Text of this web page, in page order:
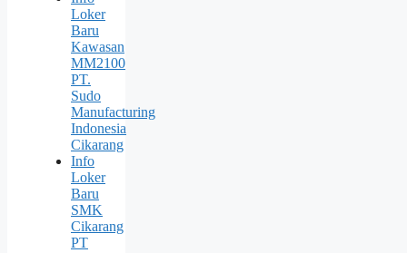
Loker
Baru
Kawasan
MM2100
PT.
Sudo
Manufacturing
Indonesia
Cikarang
Info
Loker
Baru
SMK
Cikarang
PT